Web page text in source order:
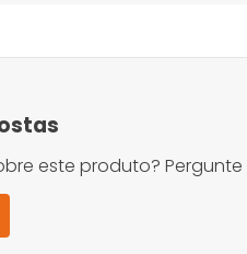
este produto?